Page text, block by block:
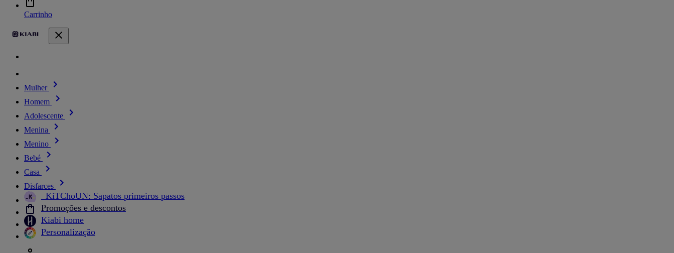
Carrinho
Mulher
Homem
Adolescente
Menina
Menino
Bebé
Casa
Disfarces
_KiTChoUN: Sapatos primeiros passos
Promoções e descontos
Kiabi home
Personalização